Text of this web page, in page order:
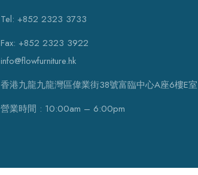
Tel: +852 2323 3733
Fax: +852 2323 3922
info@flowfurniture.hk
香港九龍九龍灣區偉業街38號富臨中心A座6樓E室
營業時間 : 10:00am – 6:00pm